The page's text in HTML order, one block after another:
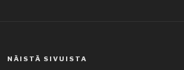
NÄISTÄ SIVUISTA